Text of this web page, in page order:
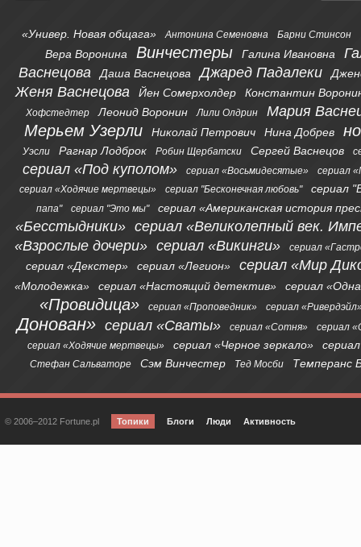
«Универ. Новая общага» Антонина Семеновна Барни Стинсон
Вера Воронина Винчестеры Галина Ивановна
Васнецова
Даша Васнецова Джаред Падалеки
Женя Васнецова Йен Сомерхолдер Константин
Хофстедтер Леонид Воронин Лили Олдрин Мария
Мерьем Узерли Николай Петрович Нина Добрев
Уэсли Рагнар Лодброк Робин Щербатски Сергей Васнецов
сериал «Под куполом» сериал «Восьмидесятые»
сериал
сериал «Ходячие мертвецы»
сериал "Бесконечная любовь" сериал
папа" сериал "Это мы" сериал «Американская история
«Бесстыдники» сериал «Великолепный век.
«Взрослые дочери» сериал «Викинги» сериал
сериал «Декстер» сериал «Легион» сериал «Мир
«Молодежка» сериал «Настоящий детектив» сериал
«Провидица» сериал «Проповедник» сериал
Донован» сериал «Сваты» сериал «Сотня»
сериал
сериал «Ходячие мертвецы»
сериал «Черное зеркало»
Стефан Сальваторе Сэм Винчестер Тед Мосби Темперанс
© 2006–2012 Fortune.pl Топики Блоги Люди Активность